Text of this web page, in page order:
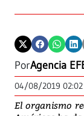
PorAgencia
04/08/2019 02:02
El organismo